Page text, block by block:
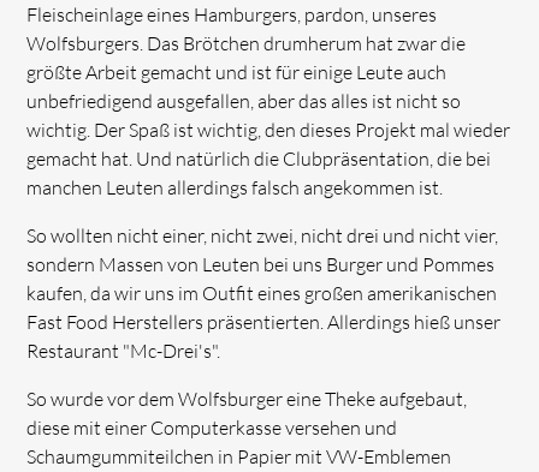
Fleischeinlage eines Hamburgers, pardon, unseres
Wolfsburgers. Das Brötchen drumherum hat zwar die
größte Arbeit gemacht und ist für einige Leute auch
unbefriedigend ausgefallen, aber das alles ist nicht so
wichtig. Der Spaß ist wichtig, den dieses Projekt mal wieder
gemacht hat. Und natürlich die Clubpräsentation, die bei
manchen Leuten allerdings falsch angekommen ist.
So wollten nicht einer, nicht zwei, nicht drei und nicht vier,
sondern Massen von Leuten bei uns Burger und Pommes
kaufen, da wir uns im Outfit eines großen amerikanischen
Fast Food Herstellers präsentierten. Allerdings hieß unser
Restaurant "Mc-Drei's".
So wurde vor dem Wolfsburger eine Theke aufgebaut,
diese mit einer Computerkasse versehen und
Schaumgummiteilchen in Papier mit VW-Emblemen